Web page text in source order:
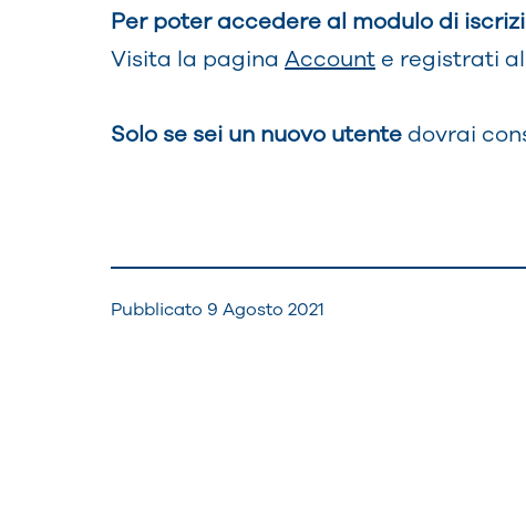
Per poter accedere al modulo di
Visita la pagina Account e registrati
Solo se sei un nuovo utente dovrai
Pubblicato 9 Agosto 2021